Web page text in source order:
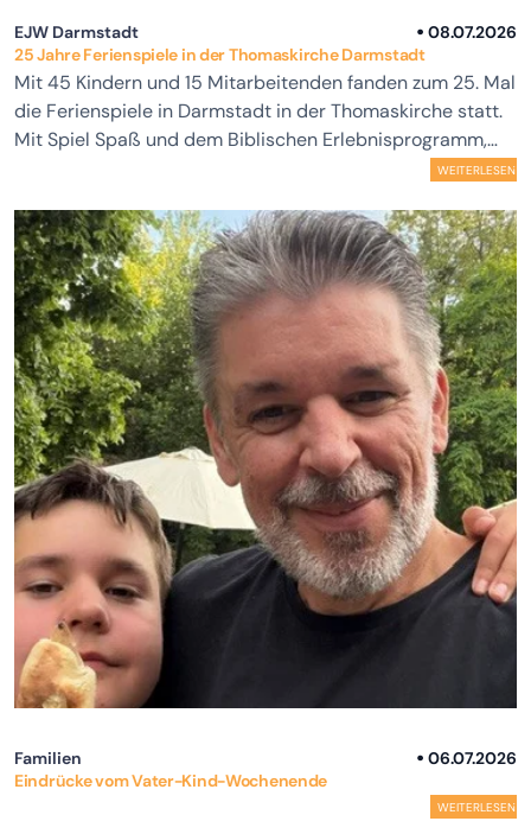
EJW Darmstadt
08.07.2026
25 Jahre Ferienspiele in der Thomaskirche Darmstadt
Mit 45 Kindern und 15 Mitarbeitenden fanden zum 25. Mal
die Ferienspiele in Darmstadt in der Thomaskirche statt.
Mit Spiel Spaß und dem Biblischen Erlebnisprogramm,
bei schönstem Wetter, konnte Kinder hier die ersteWEITERLESEN
Familien
06.07.2026
Eindrücke vom Vater-Kind-Wochenende
WEITERLESEN